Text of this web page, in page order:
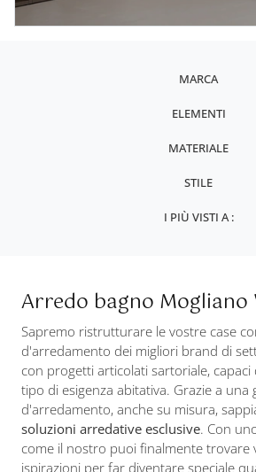
MARCA
ELEMENTI
MATERIALE
STILE
I PIÙ VISTI A :
Arredo bagno Mogliano
Sapremo ristrutturare le vostre case
d'arredamento dei migliori brand di
con progetti articolati sartoriale, capaci
tipo di esigenza abitativa. Grazie a una
d'arredamento, anche su misura,
soluzioni arredative esclusive. Con
come il nostro puoi finalmente trovare
ispirazioni per far diventare speciale